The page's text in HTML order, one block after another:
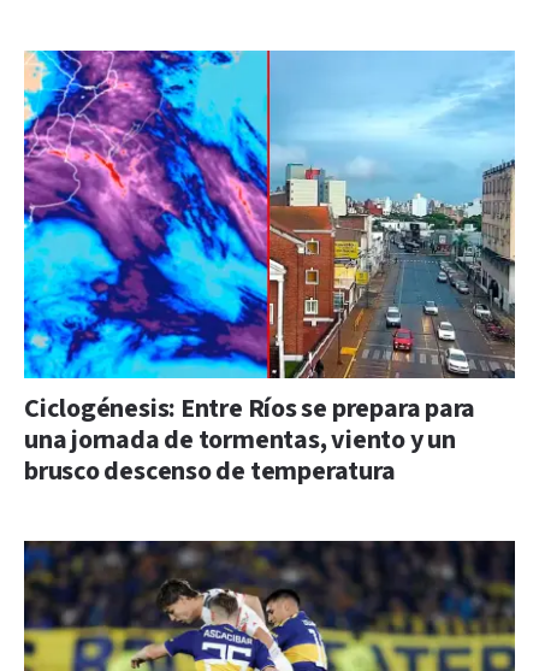
Ciclogénesis: Entre Ríos se prepara para
una jornada de tormentas, viento y un
brusco descenso de temperatura